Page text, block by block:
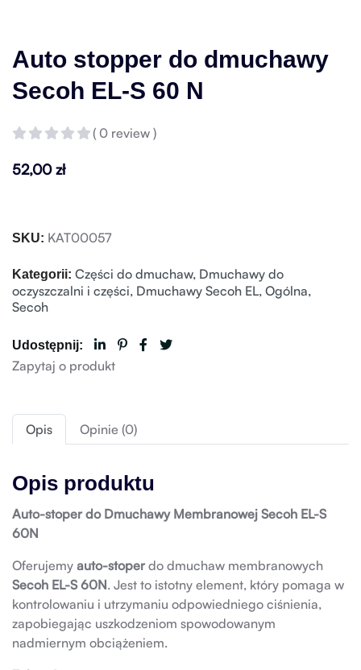
Auto stopper do dmuchawy
Secoh EL-S 60 N
( 0 review )
52,00zł
SKU: KAT00057
Kategorii: Części do dmuchaw, Dmuchawy do
oczyszczalni i części, Dmuchawy Secoh EL, Ogólna,
Secoh
Udostępnij:
Zapytaj o produkt
Opis Opinie (0)
Opis produktu
Auto-stoper do Dmuchawy Membranowej Secoh EL-S
60N
Oferujemy auto-stoperdo dmuchaw membranowych
Secoh EL-S 60N. Jest to istotny element, który pomaga w
kontrolowaniu i utrzymaniu odpowiedniego ciśnienia,
zapobiegając uszkodzeniom spowodowanym
nadmiernym obciążeniem.